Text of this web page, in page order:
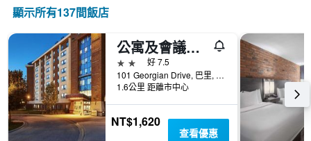
有
軸，
顯
示
房
間
的
此
圖
表
1
個
X
軸，
顯
示
顯示所有137間飯店
公寓及會議中心酒店- 巴里
2星級
好 7.5
101 Georgian Drive, 巴里, ON, 加拿大
1.6公里 距離市中心
NT$1,620
查看優惠